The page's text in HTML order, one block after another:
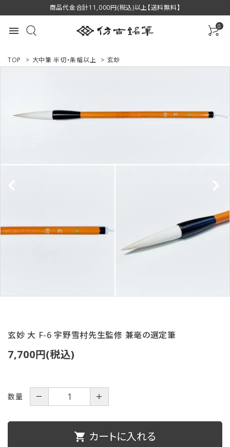
商品代金合計11,000円(税込)以上【送料無料】
menu 0
ようこそ ゲスト 様
用途で選ぶ
特定商取引法について
TOP > 大中筆 半切・条幅以上 > 玄玅
玄妙 大 F-6 宇野雪村先生監修 兼毫の選定筆
7,700円(税込)
数量 － ＋
shopping_cart カートに入れる